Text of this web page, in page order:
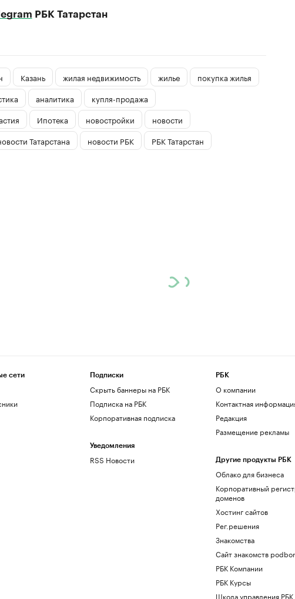
РБК Татарстан
Казань жилая недвижимость жилье
покупка жилья
аналитика
купля-продажа
Ипотека новостройки
новости
Татарстана новости РБК РБК Татарстан
сети Подписки
Скрыть баннеры на РБК
Подписка на РБК
Корпоративная подписка
Уведомления
RSS Новости
РБК
О компании
Контактная
Редакция
Размещение рекламы
Другие продукты РБК
Облако для бизнеса
Корпоративный
доменов
Хостинг сайтов
Рег.решения
Знакомства
Сайт знакомств
РБК Компании
РБК Курсы
Школа управления РБК